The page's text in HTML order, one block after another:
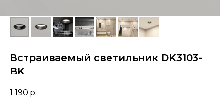
Встраиваемый светильник DK3103-
BK
1 190 р.